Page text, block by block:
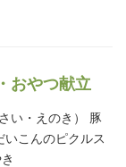
おやつ献立
い・えのき） 豚
こんのピクルス